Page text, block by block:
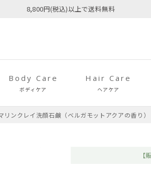
8,800円(税込)以上で送料無料
Body Care
ボディケア
Hair Care
ヘアケア
リンクレイ洗顔石鹸（ベルガモットアクアの香り）
【